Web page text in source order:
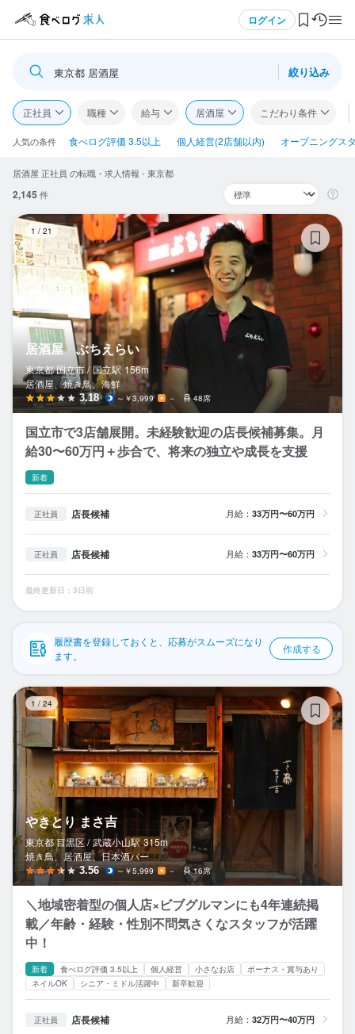
ログイン
ログイン・無料会員登録
食べログ求人TOP
求人検索
閲覧履歴
気になる求人
検索履歴・保存した条件
応募履歴
WEB履歴書
スカウト・メルマガ受信設定
ヘルプ・お問い合わせフォーム
掲載をご検討の店舗様へ
食べログ求人PRESS
利用規約
東京都 居酒屋 絞り込み
正社員 職種 給与 居酒屋 こだわり条件
人気の条件 食べログ評価 3.5以上 個人経営(2店舗以内) オープニングス
居酒屋 正社員 の転職・求人情報 - 東京都
2,145 件
1 / 21
居酒屋 ぶちえらい
東京都 国立市 / 国立駅 156m
居酒屋、焼き鳥、海鮮
3.18 ～￥3,999 － 48席
国立市で3店舗展開。未経験歓迎の店長候補募集。月
給30〜60万円＋歩合で、将来の独立や成長を支援
新着
正社員 店長候補 月給： 33万円〜60万円
正社員 店長候補 月給： 33万円〜60万円
最終更新日：3日前
履歴書を登録しておくと、応募がスムーズになり
ます。
作成する
1 / 24
やきとり まさ吉
東京都 目黒区 / 武蔵小山駅 315m
焼き鳥、居酒屋、日本酒バー
3.56 ～￥5,999 － 16席
＼地域密着型の個人店×ビブグルマンにも4年連続掲
載／年齢・経験・性別不問気さくなスタッフが活躍
中！
新着 食べログ評価 3.5以上 個人経営 小さなお店
ボーナス・賞与あり
ネイルOK
シニア・ミドル活躍中 新卒歓迎
正社員 店長候補 月給： 32万円〜40万円